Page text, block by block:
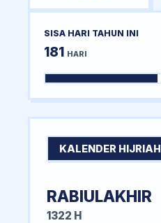
SISA HARI TAHUN INI
181 HARI
KALENDER HIJRIAH
RABIULAKHIR
1322 H